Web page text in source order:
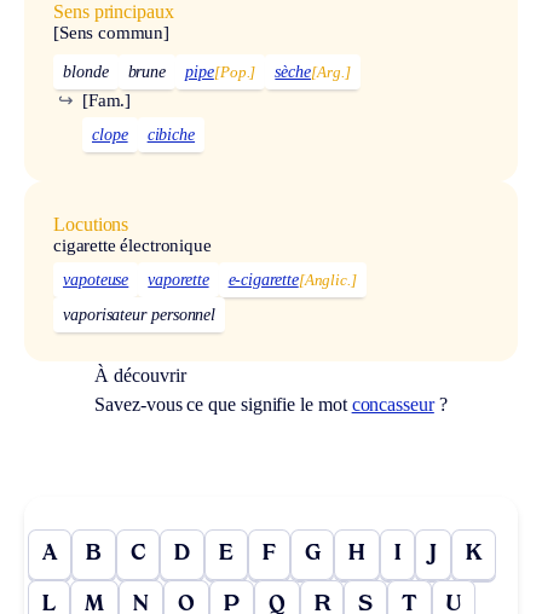
Sens principaux
[Sens commun]
blonde brune pipe[Pop.] sèche[Arg.]
[Fam.]
↪
clope cibiche
Locutions
cigarette électronique
vapoteuse vaporette e-cigarette[Anglic.]
vaporisateur personnel
À découvrir
Savez-vous ce que signifie le mot concasseur?
A B C D E F G H I J K
L M N O P Q R S T U